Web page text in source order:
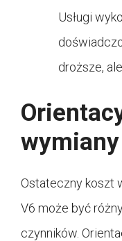
Usługi
droższe,
Ostateczny koszt
V6 może być
czynników.